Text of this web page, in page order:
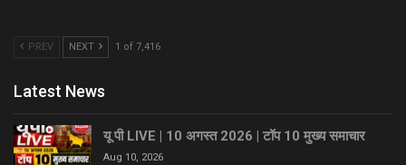
PREV NEXT 1 of 7,416
Latest News
यू पी LIVE | 10 अगस्त 2026 | टॉप 10 मुख्य समाचार
Aug 10, 2026